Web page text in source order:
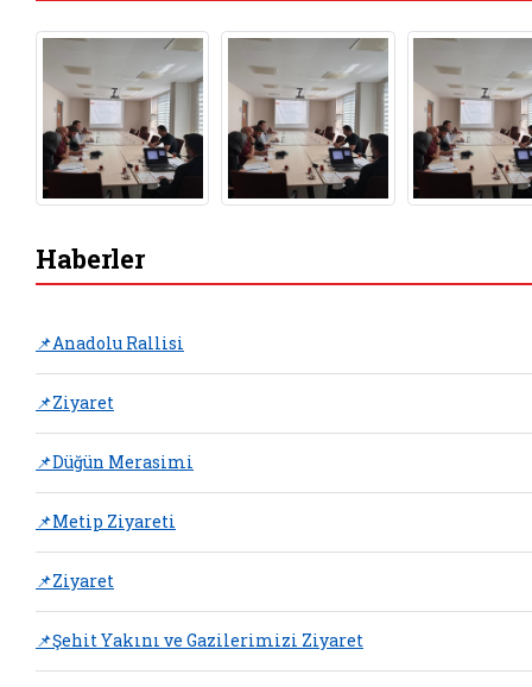
Haberler
📌Anadolu Rallisi
📌Ziyaret
📌Düğün Merasimi
📌Metip Ziyareti
📌Ziyaret
📌Şehit Yakını ve Gazilerimizi Ziyaret